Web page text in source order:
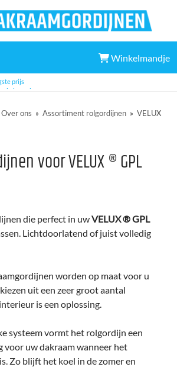
Winkelmandje
prijs
in 5 minuten
Over ons » Assortiment rolgordijnen » VELUX
voor VELUX ® GPL
die perfect in uwVELUX ® GPL
Lichtdoorlatend of juist volledig
worden op maat voor u
uit een zeer groot aantal
is een oplossing.
systeem vormt het rolgordijn een
voor uw dakraam wanneer het
Zo blijft het koel in de zomer en